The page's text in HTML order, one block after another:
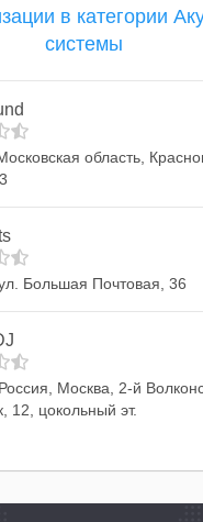
в категории
системы
область,
Большая Почтовая, 36
Москва, 2-й
12, цокольный эт.